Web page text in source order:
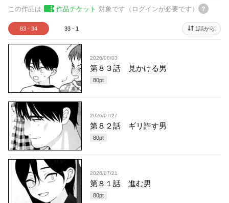
この作品は 作品チケット 対象です（ログインが必要です）
83 - 34 33 - 1 1話から
2026/08/03
第８３話 見かける男
80pt
2026/07/27
第８２話 ギリ許す男
80pt
2026/07/21
第８１話 進む男
80pt